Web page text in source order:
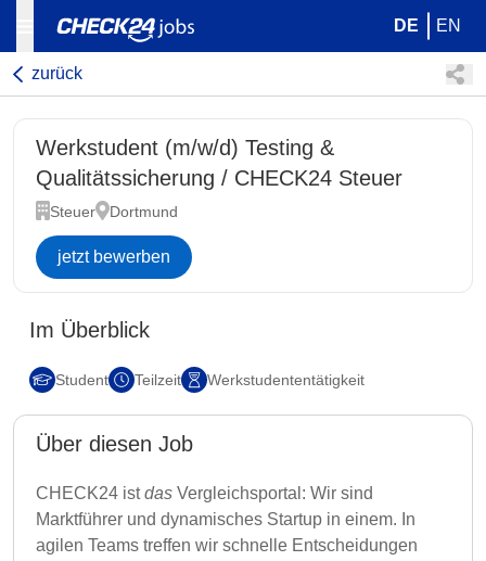
DE EN
zurück
Werkstudent (m/w/d) Testing &
Qualitätssicherung / CHECK24 Steuer
Steuer Dortmund
jetzt bewerben
Im Überblick
Student Teilzeit Werkstudententätigkeit
Über diesen Job
CHECK24 istdas Vergleichsportal: Wir sind
Marktführer und dynamisches Startup in einem. In
agilen Teams treffen wir schnelle Entscheidungen